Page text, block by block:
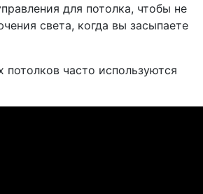
для потолка, чтобы не
света, когда вы засыпаете
потолков часто используются